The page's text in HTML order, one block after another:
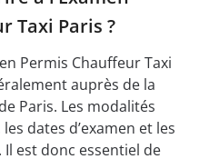
Taxi Paris ?
Permis Chauffeur Taxi
auprès de la
Paris. Les modalités
dates d’examen et les
est donc essentiel de